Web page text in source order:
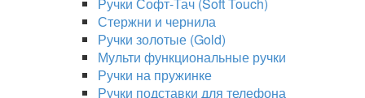
Стержни и чернила
Ручки золотые (Gold)
Мульти функциональные ручки
Ручки на пружинке
Ручки подставки для телефона